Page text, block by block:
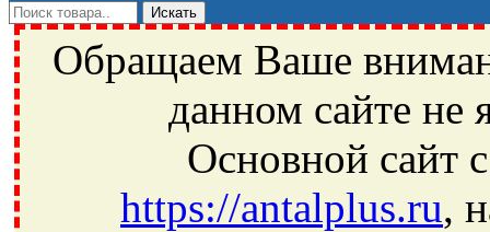
Обращаем Ваше
данном сайте не
Основной сайт
https://antalplus.ru,